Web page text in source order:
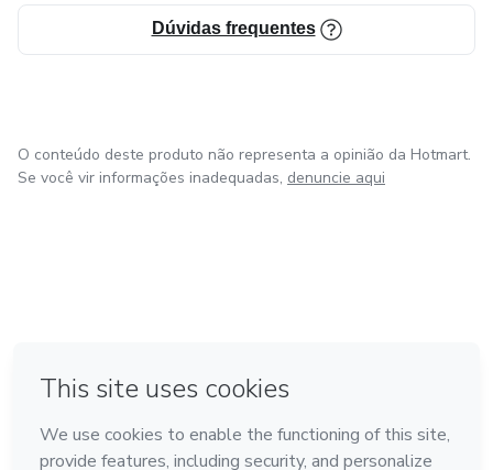
Dúvidas frequentes
O conteúdo deste produto não representa a opinião da Hotmart.
Se você vir informações inadequadas, denuncie aqui
Feito com ❤ na Cidade do México